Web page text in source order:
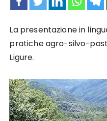
La presentazione in
pratiche agro-silvo-
Ligure.